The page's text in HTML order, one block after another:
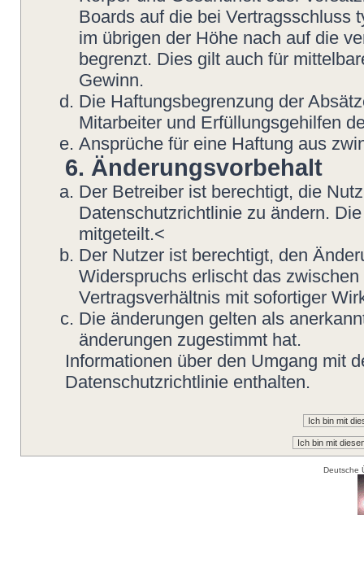
Boards auf die bei Vertragsschluss
im übrigen der Höhe nach auf die
begrenzt. Dies gilt auch für
Gewinn.
Die Haftungsbegrenzung der
Mitarbeiter und Erfüllungsgehilfen
Ansprüche für eine Haftung aus
6. Änderungsvorbehalt
Der Betreiber ist berechtigt, die
Datenschutzrichtlinie zu ändern.
mitgeteilt.<
Der Nutzer ist berechtigt, den
Widerspruchs erlischt das
Vertragsverhältnis mit sofortiger
Die änderungen gelten als
änderungen zugestimmt hat.
Informationen über den Umgang mit
Datenschutzrichtlinie enthalten.
Deutsche